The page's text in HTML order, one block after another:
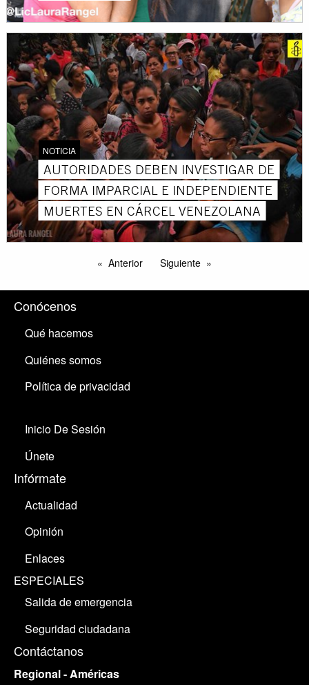
NOTICIA
AUTORIDADES DEBEN INVESTIGAR DE
FORMA IMPARCIAL E INDEPENDIENTE
MUERTES EN CÁRCEL VENEZOLANA
Anterior Siguiente
Conócenos
Qué hacemos
Quiénes somos
Política de privacidad
Inicio De Sesión
Únete
Infórmate
Actualidad
Opinión
Enlaces
ESPECIALES
Salida de emergencia
Seguridad ciudadana
Contáctanos
Regional - Américas